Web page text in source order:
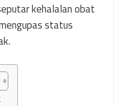
kehalalan obat
status